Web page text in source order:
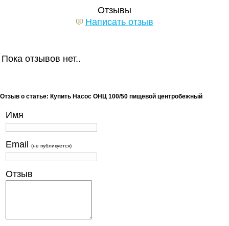
Отзывы
Написать отзыв
Пока отзывов нет..
Отзыв о статье: Купить Насос ОНЦ 100/50 пищевой центробежный
Имя
Email (не публикуется)
Отзыв